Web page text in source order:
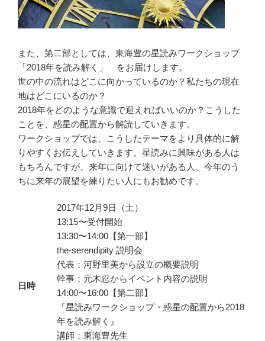
また、第二部としては、東海豊の星読みワークショップ
「2018年を読み解く」 をお届けします。
世の中の流れはどこに向かっているのか？私たちの現在
地はどこにいるのか？
2018年をどのような意識で迎えればいいのか？こうした
ことを、惑星の配置から解読していきます。
ワークショップでは、こうしたテーマをより具体的に解
りやすくお伝えしていきます。星読みに興味がある人は
もちろんですが、来年に向けて迷いがある人、今年のう
ちに来年の展望を練りたい人にもお勧めです。
日時
2017年12月9日（土）
13:15〜受付開始
13:30〜14:00【第一部】
the-serendipity 説明会
代表：河野里美から設立の概要説明
幹事：元木忍からイベント内容の説明
14:00〜16:00【第二部】
『星読みワークショップ・惑星の配置から2018
年を読み解く』
講師：東海豊先生